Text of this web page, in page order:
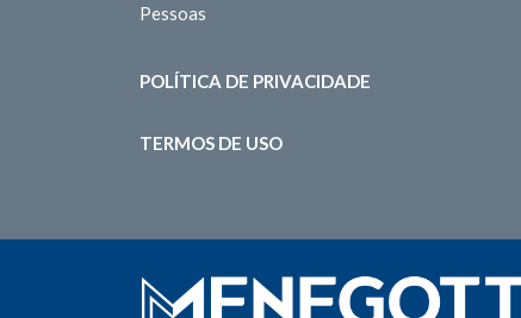
Pessoas
POLÍTICA DE PRIVACIDADE
TERMOS DE USO